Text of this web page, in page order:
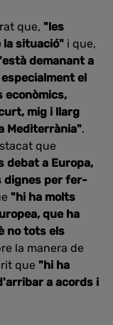
que, "les
la situació" i que,
demanant a
el
econòmics,
mig i llarg
Mediterrània".
que
debat a Europa,
dignes per fer-
"hi ha molts
que ha
no tots els
la manera de
que "hi ha
a acords i